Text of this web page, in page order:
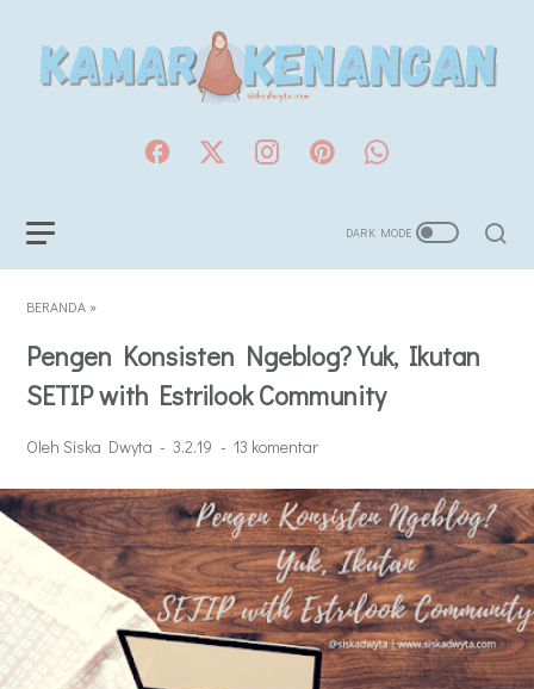
BERANDA »
Pengen Konsisten Ngeblog? Yuk, Ikutan
SETIP with Estrilook Community
Oleh Siska Dwyta 3.2.19 13 komentar